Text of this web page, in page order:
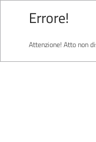
Errore!
Attenzione! Atto non